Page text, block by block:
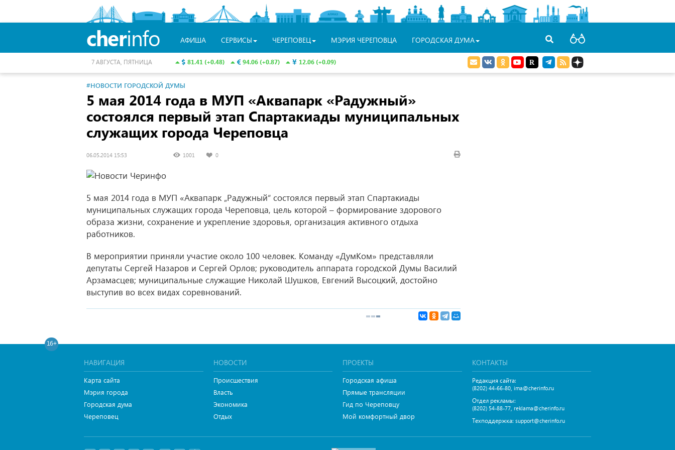
cherinfo АФИША СЕРВИСЫ ЧЕРЕПОВЕЦ МЭРИЯ ЧЕРЕПОВЦА ГОРОДСКАЯ ДУМА
81.41 (+0.48) 94.06 (+0.87) 12.06 (+0.09)
7 АВГУСТА, ПЯТНИЦА
#НОВОСТИ ГОРОДСКОЙ ДУМЫ
5 мая 2014 года в МУП «Аквапарк «Радужный»
состоялся первый этап Спартакиады муниципальных
служащих города Череповца
06.05.2014 15:53 1001 0
5 мая 2014 года в МУП «Аквапарк „Радужный“ состоялся первый этап Спартакиады
муниципальных служащих города Череповца, цель которой – формирование здорового
образа жизни, сохранение и укрепление здоровья, организация активного отдыха
работников.
В мероприятии приняли участие около 100 человек. Команду «ДумКом» представляли
депутаты Сергей Назаров и Сергей Орлов; руководитель аппарата городской Думы Василий
Арзамасцев; муниципальные служащие Николай Шушков, Евгений Высоцкий, достойно
выступив во всех видах соревнований.
16+
НАВИГАЦИЯ
Карта сайта
Мэрия города
Городская дума
Череповец
НОВОСТИ
Происшествия
Власть
Экономика
Отдых
ПРОЕКТЫ
Городская афиша
Прямые трансляции
Гид по Череповцу
Мой комфортный двор
КОНТАКТЫ
Редакция сайта:
(8202) 44-66-80, ima@cherinfo.ru
Отдел рекламы:
(8202) 54-88-77, reklama@cherinfo.ru
Техподдержка: support@cherinfo.ru